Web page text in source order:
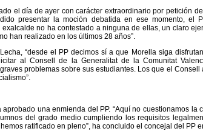
el día de ayer con carácter extraordinario por petición
presentar la moción debatida en ese momento, el
exalcalde no ha contestado a ninguna de ellas, un claro
han realizado en los últimos 28 años”.
“desde el PP decimos sí a que Morella siga
al Consell de la Generalitat de la Comunitat
problemas sobre sus estudiantes. Los que el
una enmienda del PP. “Aquí no cuestionamos
del grado medio cumpliendo los requisitos
ratificado en pleno”, ha concluido el concejal del PP